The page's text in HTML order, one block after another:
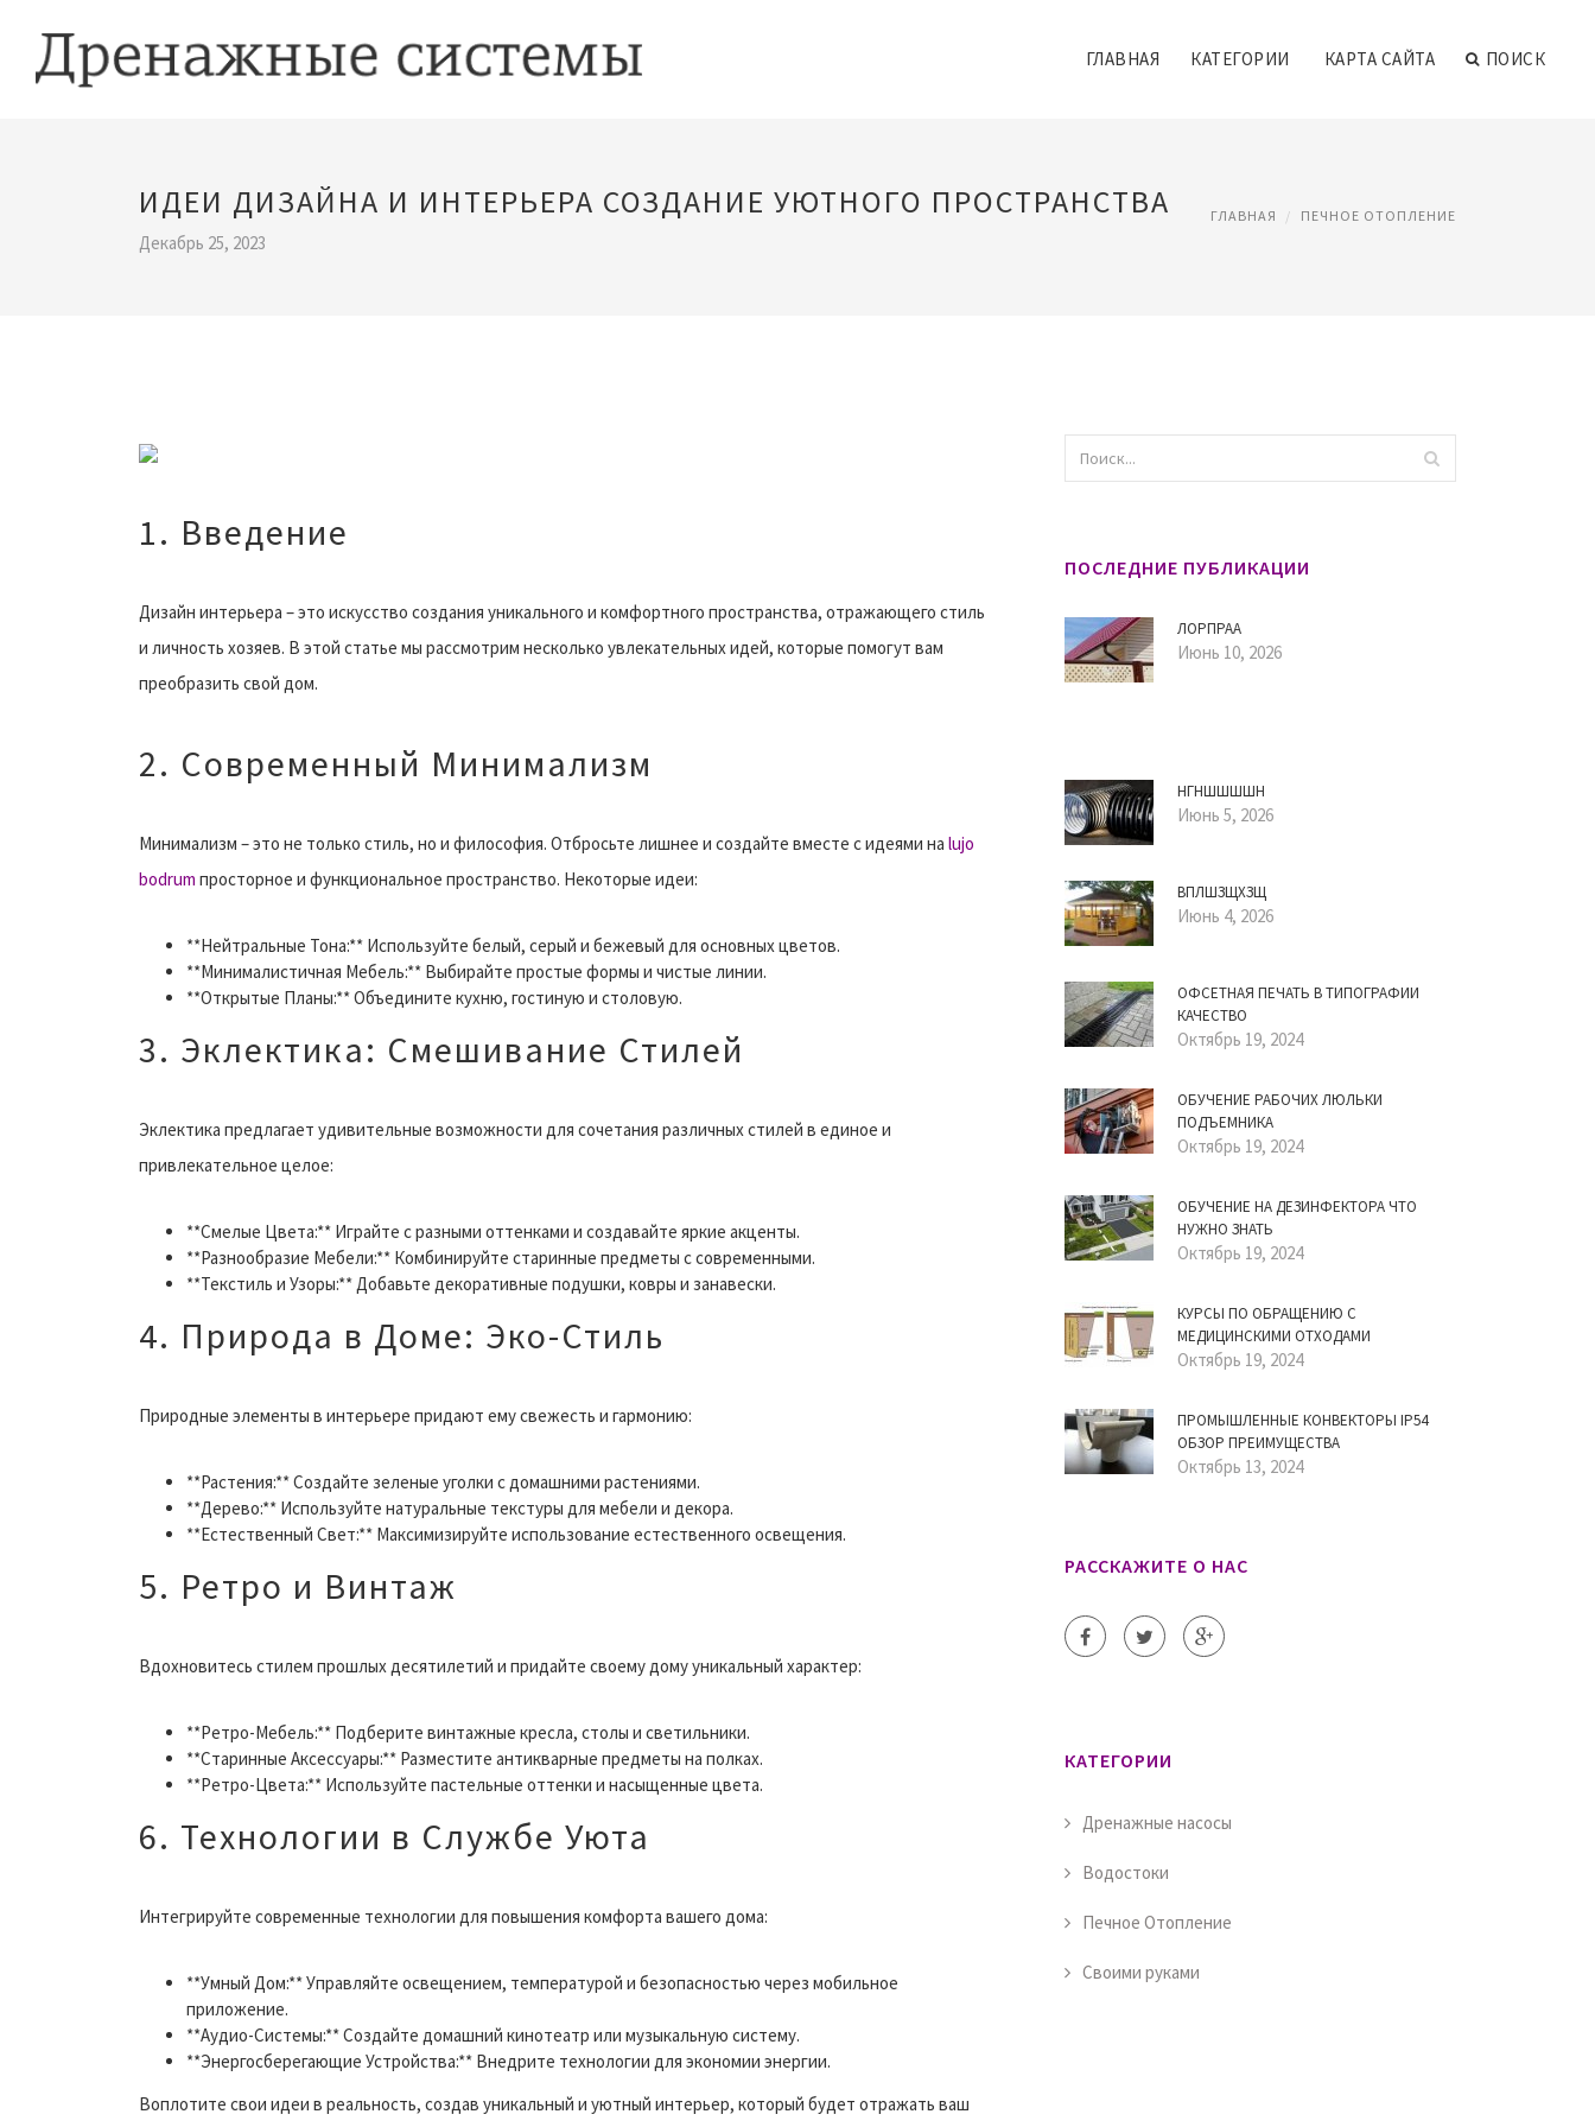
ГЛАВНАЯ КАТЕГОРИИ КАРТА САЙТА ПОИСК
ИДЕИ ДИЗАЙНА И ИНТЕРЬЕРА СОЗДАНИЕ УЮТНОГО ПРОСТРАНСТВА
Декабрь 25, 2023
ГЛАВНАЯ ПЕЧНОЕ ОТОПЛЕНИЕ
1. Введение
Дизайн интерьера – это искусство создания уникального и комфортного пространства, отражающего стиль
и личность хозяев. В этой статье мы рассмотрим несколько увлекательных идей, которые помогут вам
преобразить свой дом.
2. Современный Минимализм
Минимализм – это не только стиль, но и философия. Отбросьте лишнее и создайте вместе с идеями на lujo
bodrum просторное и функциональное пространство. Некоторые идеи:
**Нейтральные Тона:** Используйте белый, серый и бежевый для основных цветов.
**Минималистичная Мебель:** Выбирайте простые формы и чистые линии.
**Открытые Планы:** Объедините кухню, гостиную и столовую.
3. Эклектика: Смешивание Стилей
Эклектика предлагает удивительные возможности для сочетания различных стилей в единое и
привлекательное целое:
**Смелые Цвета:** Играйте с разными оттенками и создавайте яркие акценты.
**Разнообразие Мебели:** Комбинируйте старинные предметы с современными.
**Текстиль и Узоры:** Добавьте декоративные подушки, ковры и занавески.
4. Природа в Доме: Эко-Стиль
Природные элементы в интерьере придают ему свежесть и гармонию:
**Растения:** Создайте зеленые уголки с домашними растениями.
**Дерево:** Используйте натуральные текстуры для мебели и декора.
**Естественный Свет:** Максимизируйте использование естественного освещения.
5. Ретро и Винтаж
Вдохновитесь стилем прошлых десятилетий и придайте своему дому уникальный характер:
**Ретро-Мебель:** Подберите винтажные кресла, столы и светильники.
**Старинные Аксессуары:** Разместите антикварные предметы на полках.
**Ретро-Цвета:** Используйте пастельные оттенки и насыщенные цвета.
6. Технологии в Службе Уюта
Интегрируйте современные технологии для повышения комфорта вашего дома:
**Умный Дом:** Управляйте освещением, температурой и безопасностью через мобильное
приложение.
**Аудио-Системы:** Создайте домашний кинотеатр или музыкальную систему.
**Энергосберегающие Устройства:** Внедрите технологии для экономии энергии.
Воплотите свои идеи в реальность, создав уникальный и уютный интерьер, который будет отражать ваш
ПОСЛЕДНИЕ ПУБЛИКАЦИИ
ЛОРПРАА
Июнь 10, 2026
НГНШШШШН
Июнь 5, 2026
ВПЛШЗЩХЗЩ
Июнь 4, 2026
ОФСЕТНАЯ ПЕЧАТЬ В ТИПОГРАФИИ
КАЧЕСТВО
Октябрь 19, 2024
ОБУЧЕНИЕ РАБОЧИХ ЛЮЛЬКИ
ПОДЪЕМНИКА
Октябрь 19, 2024
ОБУЧЕНИЕ НА ДЕЗИНФЕКТОРА ЧТО
НУЖНО ЗНАТЬ
Октябрь 19, 2024
КУРСЫ ПО ОБРАЩЕНИЮ С
МЕДИЦИНСКИМИ ОТХОДАМИ
Октябрь 19, 2024
ПРОМЫШЛЕННЫЕ КОНВЕКТОРЫ IP54
ОБЗОР ПРЕИМУЩЕСТВА
Октябрь 13, 2024
РАССКАЖИТЕ О НАС
КАТЕГОРИИ
Дренажные насосы
Водостоки
Печное Отопление
Своими руками